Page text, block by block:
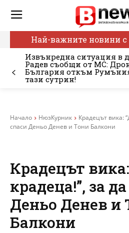
Най-важните новини с
Извънредна ситуация в
Радев съобщи от МС:
България откъм
тази сутрин!
Начало НюзКурник
Крадецът вика:
спаси Деньо Денев и Тони Балкони
Крадецът
крадеца!”, за
Деньо Денев и
Балкони